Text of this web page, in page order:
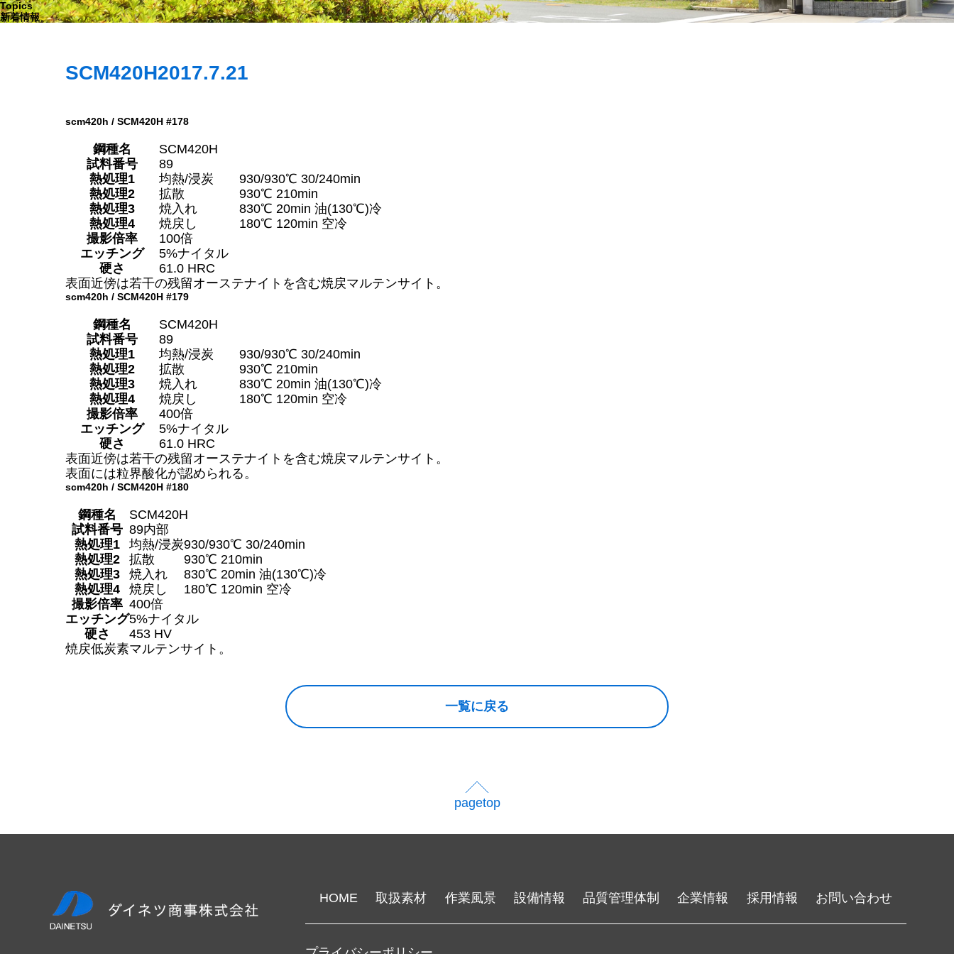
Topics
新着情報
SCM420H2017.7.21
scm420h / SCM420H #178
鋼種名
SCM420H
試料番号
89
熱処理1
均熱/浸炭
930/930℃ 30/240min
熱処理2
拡散
930℃ 210min
熱処理3
焼入れ
830℃ 20min 油(130℃)冷
熱処理4
焼戻し
180℃ 120min 空冷
撮影倍率
100倍
エッチング
5%ナイタル
硬さ
61.0 HRC
表面近傍は若干の残留オーステナイトを含む焼戻マルテンサイト。
scm420h / SCM420H #179
鋼種名
SCM420H
試料番号
89
熱処理1
均熱/浸炭
930/930℃ 30/240min
熱処理2
拡散
930℃ 210min
熱処理3
焼入れ
830℃ 20min 油(130℃)冷
熱処理4
焼戻し
180℃ 120min 空冷
撮影倍率
400倍
エッチング
5%ナイタル
硬さ
61.0 HRC
表面近傍は若干の残留オーステナイトを含む焼戻マルテンサイト。
表面には粒界酸化が認められる。
scm420h / SCM420H #180
鋼種名
SCM420H
試料番号 89内部
熱処理1
均熱/浸炭930/930℃ 30/240min
熱処理2
拡散
930℃ 210min
熱処理3
焼入れ
830℃ 20min 油(130℃)冷
熱処理4
焼戻し
180℃ 120min 空冷
撮影倍率 400倍
エッチング5%ナイタル
硬さ
453 HV
焼戻低炭素マルテンサイト。
一覧に戻る
pagetop
HOME 取扱素材 作業風景 設備情報 品質管理体制 企業情報 採用情報 お問い合わせ